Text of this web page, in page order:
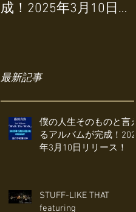
成！2025年3月10日リ
最新記事
僕の人生そのものと言え
るアルバムが完成！2025
年3月10日リリース！
STUFF-LIKE THAT
featuring